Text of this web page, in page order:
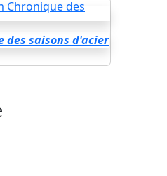
des saisons d'acier